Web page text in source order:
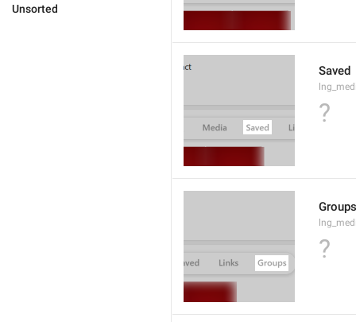
Unsorted
Saved
?
Groups
?